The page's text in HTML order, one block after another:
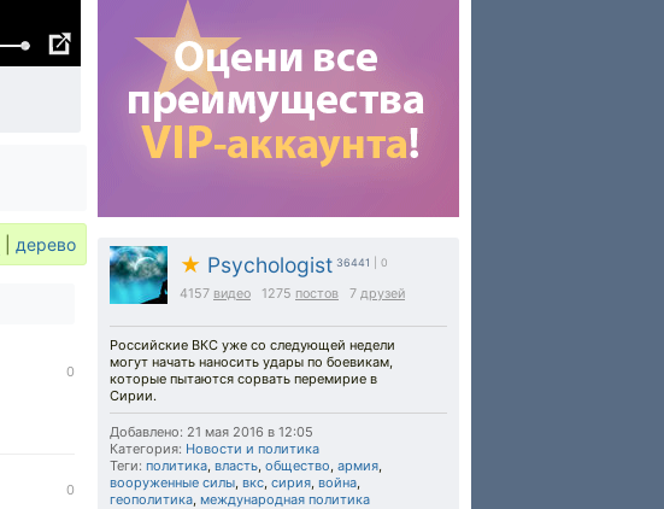
★ Psychologist 36441 | 0
4157 видео 1275 постов 7 друзей
Российские ВКС уже со следующей недели
могут начать наносить удары по боевикам,
которые пытаются сорвать перемирие в
Сирии.
Добавлено: 21 мая 2016 в 12:05
Категория: Новости и политика
Теги: политика, власть, общество, армия,
вооруженные силы, вкс, сирия, война,
геополитика, международная политика
дерево
0
0